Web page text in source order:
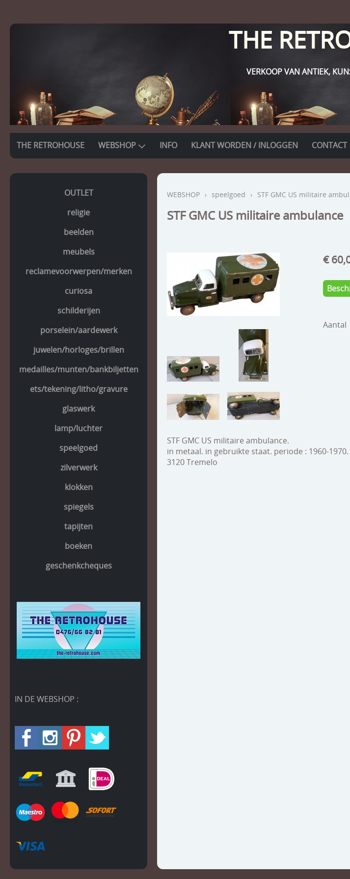
THE
VERKOOP VAN ANTIEK,
THE RETROHOUSE WEBSHOP INFO KLANT WORDEN / INLOGGEN CONTACT
OUTLET
religie
beelden
meubels
reclamevoorwerpen/merken
curiosa
schilderijen
porselein/aardewerk
juwelen/horloges/brillen
medailles/munten/bankbiljetten
ets/tekening/litho/gravure
glaswerk
lamp/luchter
speelgoed
zilverwerk
klokken
spiegels
tapijten
boeken
geschenkcheques
IN DE WEBSHOP :
WEBSHOP › speelgoed › STF GMC US militaire
STF GMC US militaire ambulance
€
Aantal
STF GMC US militaire ambulance.
in metaal. in gebruikte staat. periode : 1960-
3120 Tremelo